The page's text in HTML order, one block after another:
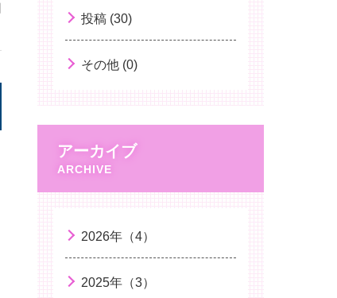
投稿 (30)
その他 (0)
アーカイブ
2026年（4）
2025年（3）